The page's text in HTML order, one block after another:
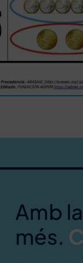
Amb
més.